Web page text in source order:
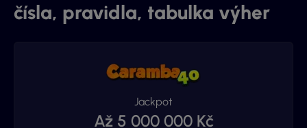
čísla, pravidla, tabulka výher
Jackpot
Až 5 000 000 Kč